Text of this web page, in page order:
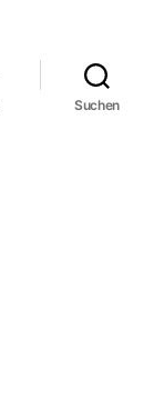
Suchen